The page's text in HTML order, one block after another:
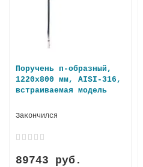
Поручень п-образный,
1220х800 мм, AISI-316,
встраиваемая модель
Закончился
89743 руб.